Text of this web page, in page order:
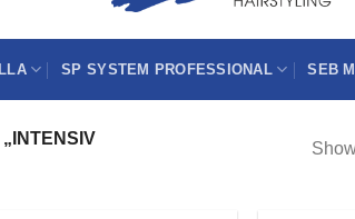
SP SYSTEM PROFESSIONAL SEB